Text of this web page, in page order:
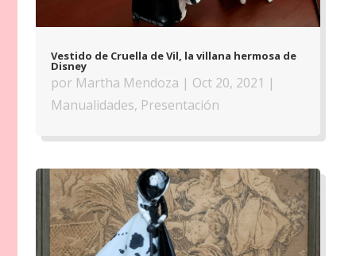
Vestido de Cruella de Vil, la villana hermosa de
Disney
por Martha Mendoza | Oct 20, 2021 |
Manualidades, Presentación